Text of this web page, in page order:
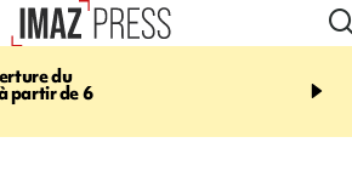
du
partir de 6
07:00
Un vendredi